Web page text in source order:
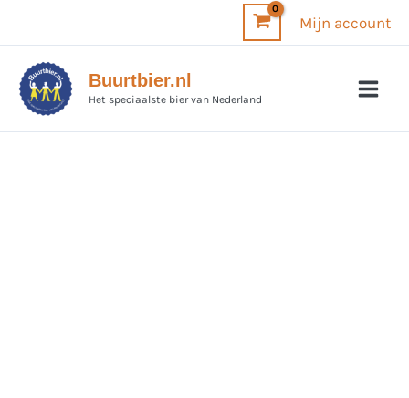
inhoud
Mijn account
Buurtbier.nl
Het speciaalste bier van Nederland